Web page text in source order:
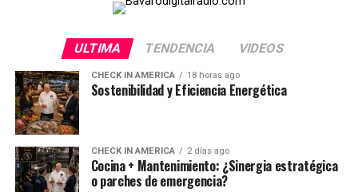
ULTIMA TENDENCIA VIDEOS
CHECK IN AMERICA 18 horas ago
Sostenibilidad y Eficiencia Energética
CHECK IN AMERICA 2 días ago
Cocina + Mantenimiento: ¿Sinergia estratégica
o parches de emergencia?